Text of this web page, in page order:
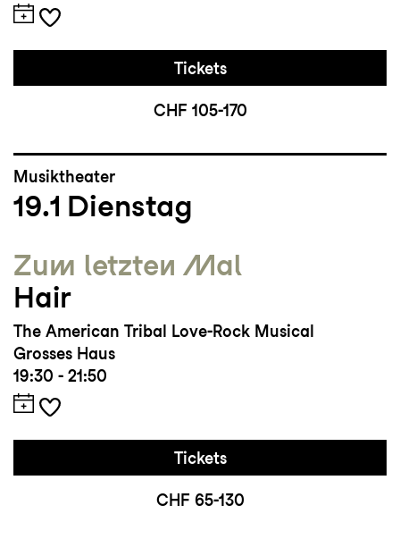
Tickets
CHF 105-170
Musiktheater
19.1 Dienstag
Zum letzten Mal
Hair
The American Tribal Love-Rock Musical
Grosses Haus
19:30 - 21:50
Tickets
CHF 65-130